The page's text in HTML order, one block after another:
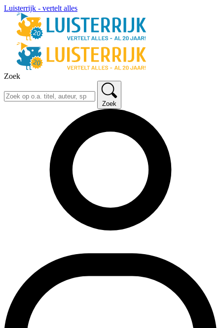
Luisterrijk - vertelt alles
Zoek
Zoek